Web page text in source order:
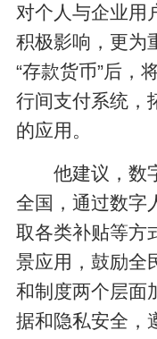
对个人与企业用
积极影响，更为
“存款货币”后，
行间支付系统，
的应用。
他建议，数
全国，通过数字
取各类补贴等方
景应用，鼓励全
和制度两个层面
据和隐私安全，